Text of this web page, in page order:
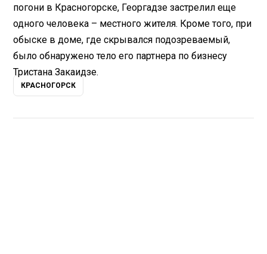
погони в Красногорске, Георгадзе застрелил еще
одного человека – местного жителя. Кроме того, при
обыске в доме, где скрывался подозреваемый,
было обнаружено тело его партнера по бизнесу
Тристана Закаидзе.
КРАСНОГОРСК